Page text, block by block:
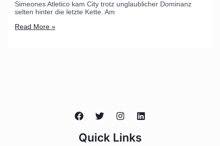
Simeones Atletico kam City trotz unglaublicher Dominanz
selten hinter die letzte Kette. Am
Read More »
Quick Links